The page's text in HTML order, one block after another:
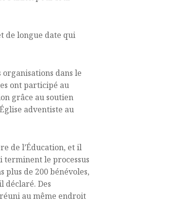
de longue date qui
organisations dans le
ont participé au
grâce au soutien
adventiste au
de l’Éducation, et il
le processus
plus de 200 bénévoles,
déclaré. Des
au même endroit